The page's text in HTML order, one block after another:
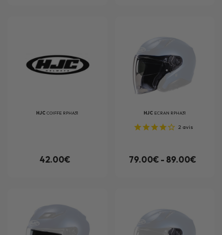
HJCCOIFFE RPHA31
42.00€
HJC ECRAN RPHA31
2 avis
79.00€ - 89.00€